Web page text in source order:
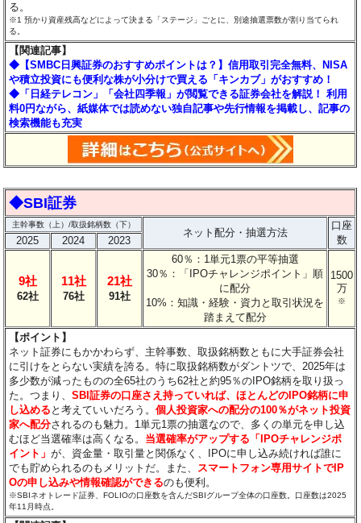
る。
※1 預かり資産残高などによって決まる「ステージ」ごとに、別途抽選票数が割り当てられ
る。
【関連記事】
◆【SMBC日興証券のおすすめポイントは？】信用取引完全無料、NISA
や積立投資にも便利な株が小分けで買える「キンカブ」がおすすめ！
◆「日経テレコン」「会社四季報」が閲覧できる証券会社を解説！ 利用
料0円ながら、紙媒体では読めない独自記事や先行情報を掲載し、記事の
検索機能も充実
◆SBI証券
主幹事数（上）/取扱銘柄数（下）
ネット配分・抽選方法
口座
数
2025 2024 2023
9社
62社
11社
76社
21社
91社
60％：1単元1票の平等抽選
30％：「IPOチャレンジポイント」順
に配分
10%：知識・経験・資力と取引状況を
踏まえて配分
1500
万
※
【ポイント】
ネット証券にもかかわらず、主幹事数、取扱銘柄数ともに大手証券会社
に引けをとらない実績を誇る。特に取扱銘柄数がダントツで、2025年は
多少数が減ったものの全65社のうち62社と約95％のIPO銘柄を取り扱っ
た。つまり、SBI証券の口座さえ持っていれば、ほとんどのIPO銘柄に申
し込める と考えていいだろう。個人投資家への配分の100％がネット投資
家へ配分されるのも魅力。1単元1票の抽選なので、多くの単元を申し込
むほど当選確率は高くなる。 当選確率がアップする「IPOチャレンジポ
イント」が、資金量・取引量と関係なく、IPOに申し込み続ければ誰に
でも貯められるのもメリットだ。また、 スマートフォン専用サイトでIP
Oの申し込みや情報確認ができるのも便利。
※SBIネオトレード証券、FOLIOの口座数を含んだSBIグループ全体の口座数。口座数は2025
年11月時点。